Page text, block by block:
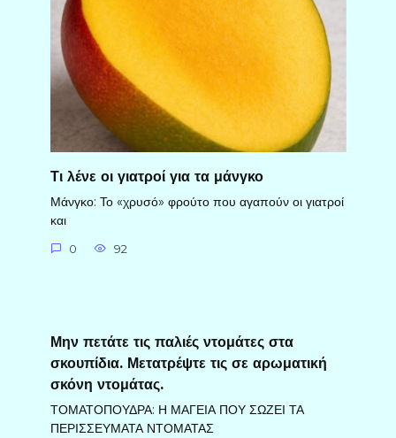
Τι λένε οι γιατροί για τα μάνγκο
Μάνγκο: Το «χρυσό» φρούτο που αγαπούν οι γιατροί
και
0 92
Μην πετάτε τις παλιές ντομάτες στα
σκουπίδια. Μετατρέψτε τις σε αρωματική
σκόνη ντομάτας.
ΤΟΜΑΤΟΠΟΥΔΡΑ: Η ΜΑΓΕΙΑ ΠΟΥ ΣΩΖΕΙ ΤΑ
ΠΕΡΙΣΣΕΥΜΑΤΑ ΝΤΟΜΑΤΑΣ